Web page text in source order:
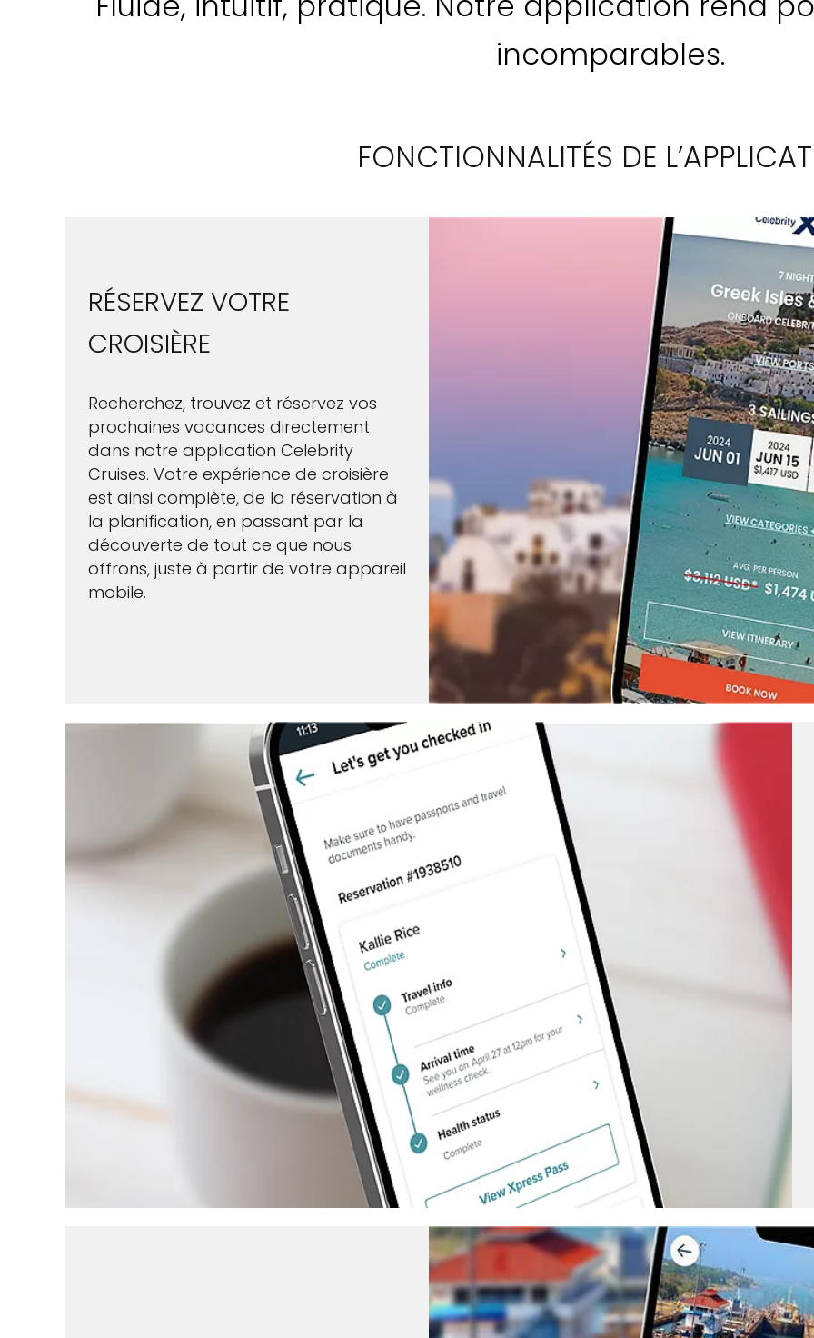
incomparables.
FONCTIONNALITÉS DE
RÉSERVEZ VOTRE
CROISIÈRE
Recherchez, trouvez et réservez vos
prochaines vacances directement
dans notre application Celebrity
Cruises. Votre expérience de croisière
est ainsi complète, de la réservation à
la planification, en passant par la
découverte de tout ce que nous
offrons, juste à partir de votre appareil
mobile.